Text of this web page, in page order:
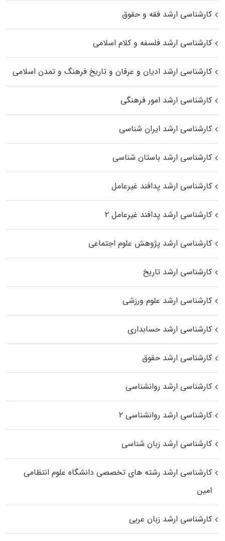
کارشناسی ارشد فقه و حقوق
کارشناسی ارشد فلسفه و کلام اسلامی
کارشناسی ارشد ادیان و عرفان و تاریخ فرهنگ و تمدن اسلامی
کارشناسی ارشد امور فرهنگی
کارشناسی ارشد ایران شناسی
کارشناسی ارشد باستان شناسی
کارشناسی ارشد پدافند غیرعامل
کارشناسی ارشد پدافند غیرعامل ۲
کارشناسی ارشد پژوهش علوم اجتماعی
کارشناسی ارشد تاریخ
کارشناسی ارشد علوم ورزشی
کارشناسی ارشد حسابداری
کارشناسی ارشد حقوق
کارشناسی ارشد روانشناسی
کارشناسی ارشد روانشناسی ۲
کارشناسی ارشد زبان شناسی
کارشناسی ارشد رﺷﺘﻪ ﻫﺎی تخصصی داﻧﺸﮕﺎه ﻋﻠﻮم انتظامی
اﻣﻴﻦ
کارشناسی ارشد زبان عربی